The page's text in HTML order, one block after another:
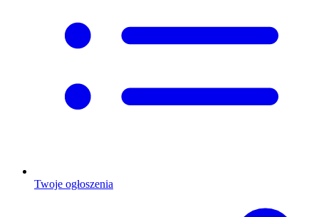
Twoje ogłoszenia